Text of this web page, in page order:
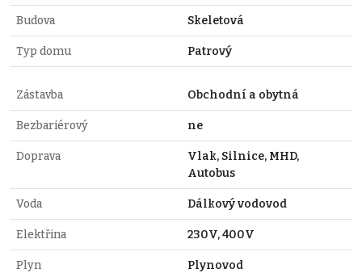
Budova Skeletová
Typ domu Patrový
Zástavba Obchodní a obytná
Bezbariérový ne
Doprava
Vlak, Silnice, MHD,
Autobus
Voda Dálkový vodovod
Elektřina 230V, 400V
Plyn Plynovod